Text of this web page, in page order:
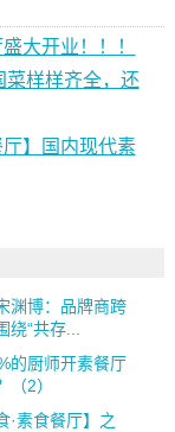
大开业！！！
菜样样齐全，还
厅】国内现代素
渊博：品牌商跨
绕“共存...
的厨师开素餐厅
（2）
·素食餐厅】之